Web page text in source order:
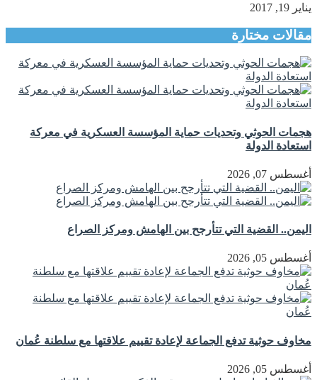
يناير 19, 2017
مقالات مختارة
هجمات الحوثي وتحديات حماية المؤسسة العسكرية في معركة
استعادة الدولة
أغسطس 07, 2026
اليمن.. القضية التي تتأرجح بين الهامش ومركز الصراع
أغسطس 05, 2026
مخاوف حوثية تدفع الجماعة لإعادة تقييم علاقتها مع سلطنة عُمان
أغسطس 05, 2026